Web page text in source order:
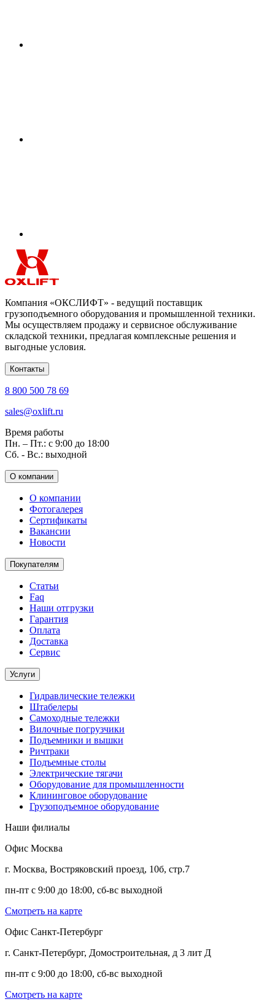
Компания «ОКСЛИФТ» - ведущий поставщик
грузоподъемного оборудования и промышленной техники.
Мы осуществляем продажу и сервисное обслуживание
складской техники, предлагая комплексные решения и
выгодные условия.
Контакты
8 800 500 78 69
sales@oxlift.ru
Время работы
Пн. – Пт.: с 9:00 до 18:00
Сб. - Вс.: выходной
О компании
О компании
Фотогалерея
Сертификаты
Вакансии
Новости
Покупателям
Статьи
Faq
Наши отгрузки
Гарантия
Оплата
Доставка
Сервис
Услуги
Гидравлические тележки
Штабелеры
Самоходные тележки
Вилочные погрузчики
Подъемники и вышки
Ричтраки
Подъемные столы
Электрические тягачи
Оборудование для промышленности
Клининговое оборудование
Грузоподъемное оборудование
Наши филиалы
Офис Москва
г. Москва, Востряковский проезд, 10б, стр.7
пн-пт с 9:00 до 18:00, сб-вс выходной
Смотреть на карте
Офис Санкт-Петербург
г. Санкт-Петербург, Домостроительная, д 3 лит Д
пн-пт с 9:00 до 18:00, сб-вс выходной
Смотреть на карте